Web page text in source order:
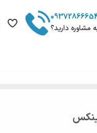
مشاوره دارید؟